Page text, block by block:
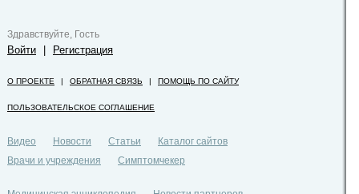
Здравствуйте, Гость
Войти Регистрация
О ПРОЕКТЕ | ОБРАТНАЯ СВЯЗЬ | ПОМОЩЬ ПО САЙТУ
ПОЛЬЗОВАТЕЛЬСКОЕ СОГЛАШЕНИЕ
Видео Новости Статьи
Каталог сайтов
Врачи и учреждения
Симптомчекер